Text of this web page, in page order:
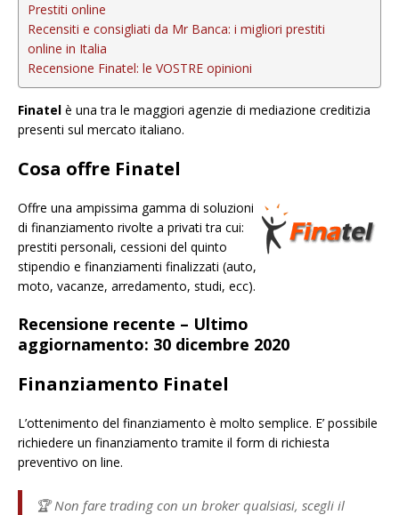
Prestiti online
Recensiti e consigliati da Mr Banca: i migliori prestiti
online in Italia
Recensione Finatel: le VOSTRE opinioni
Finatel è una tra le maggiori agenzie di mediazione creditizia
presenti sul mercato italiano.
Cosa offre Finatel
Offre una ampissima gamma di soluzioni
di finanziamento rivolte a privati tra cui:
prestiti personali, cessioni del quinto
stipendio e finanziamenti finalizzati (auto,
moto, vacanze, arredamento, studi, ecc).
Recensione recente – Ultimo
aggiornamento: 30 dicembre 2020
Finanziamento Finatel
L’ottenimento del finanziamento è molto semplice. E’ possibile
richiedere un finanziamento tramite il form di richiesta
preventivo on line.
🏆 Non fare trading con un broker qualsiasi, scegli il